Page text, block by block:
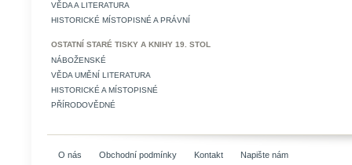
VĚDA A LITERATURA
HISTORICKÉ MÍSTOPISNÉ A PRÁVNÍ
OSTATNÍ STARÉ TISKY A KNIHY 19. STOL
NÁBOŽENSKÉ
VĚDA UMĚNÍ LITERATURA
HISTORICKÉ A MÍSTOPISNÉ
PŘÍRODOVĚDNÉ
O nás Obchodní podmínky Kontakt Napište nám